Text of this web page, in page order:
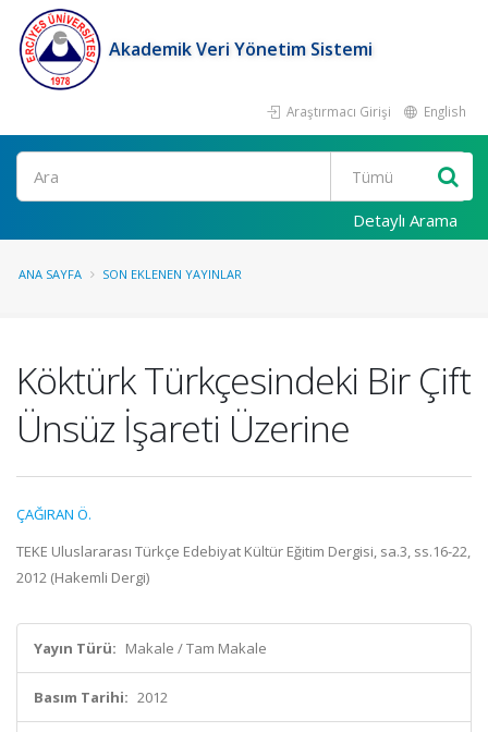
Akademik Veri Yönetim Sistemi
Araştırmacı Girişi English
Ara
Detaylı Arama
ANA SAYFA SON EKLENEN YAYINLAR
Köktürk Türkçesindeki Bir Çift
Ünsüz İşareti Üzerine
ÇAĞIRAN Ö.
TEKE Uluslararası Türkçe Edebiyat Kültür Eğitim Dergisi, sa.3, ss.16-22,
2012 (Hakemli Dergi)
Yayın Türü: Makale / Tam Makale
Basım Tarihi: 2012